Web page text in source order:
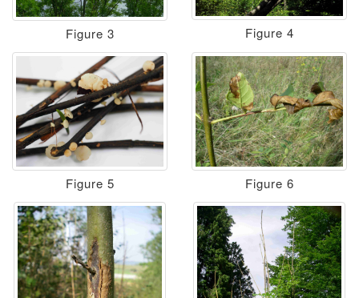
Figure 3 Figure 4
Figure 5 Figure 6